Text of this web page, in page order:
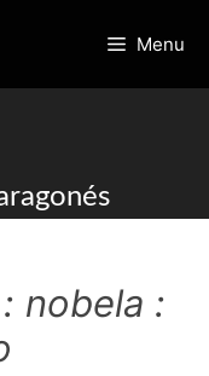
Menu
nobela :